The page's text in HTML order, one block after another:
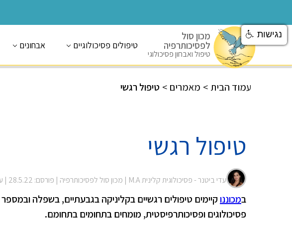
מכון סול
לפסיכותרפיה
טיפול ואבחון פסיכולוגי
טיפולים פסיכולוגיים אבחונים
טיפול רגשי > מאמרים > עמוד הבית
טיפול רגשי
עדי ביטנר - פסיכולוגית קלינית M.A | מכון סול לפסיכותרפיה | פורסם: 28.5.22 |
במכוננוקיימים טיפולים רגשיים בקליניקה בגבעתיים, בשפלה
פסיכולוגים ופסיכותרפיסטית, מומחים בתחומים בתחומם.
נגישות